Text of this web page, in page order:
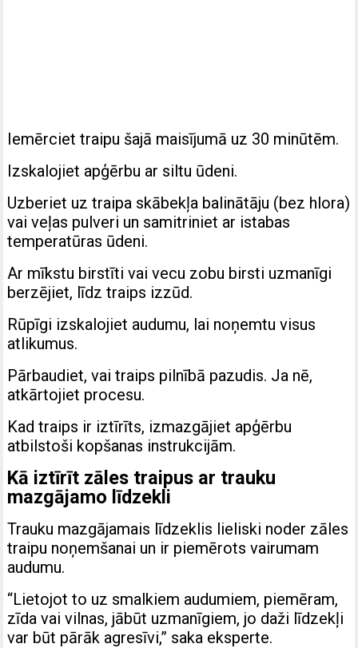
Iemērciet traipu šajā maisījumā uz 30 minūtēm.
Izskalojiet apģērbu ar siltu ūdeni.
Uzberiet uz traipa skābekļa balinātāju (bez hlora)
vai veļas pulveri un samitriniet ar istabas
temperatūras ūdeni.
Ar mīkstu birstīti vai vecu zobu birsti uzmanīgi
berzējiet, līdz traips izzūd.
Rūpīgi izskalojiet audumu, lai noņemtu visus
atlikumus.
Pārbaudiet, vai traips pilnībā pazudis. Ja nē,
atkārtojiet procesu.
Kad traips ir iztīrīts, izmazgājiet apģērbu
atbilstoši kopšanas instrukcijām.
Kā iztīrīt zāles traipus ar trauku
mazgājamo līdzekli
Trauku mazgājamais līdzeklis lieliski noder zāles
traipu noņemšanai un ir piemērots vairumam
audumu.
“Lietojot to uz smalkiem audumiem, piemēram,
zīda vai vilnas, jābūt uzmanīgiem, jo daži līdzekļi
var būt pārāk agresīvi,” saka eksperte.